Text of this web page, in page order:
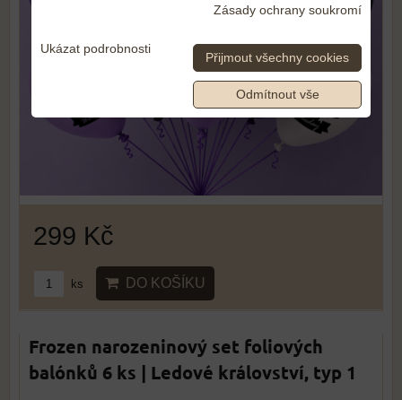
299 Kč
ks DO KOŠÍKU
Frozen narozeninový set foliových
balónků 6 ks | Ledové království, typ 1
Zásady ochrany soukromí
Ukázat podrobnosti
Přijmout všechny cookies
Odmítnout vše